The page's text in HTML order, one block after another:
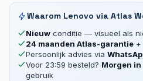
Waarom Lenovo via Atlas
Nieuw conditie — visueel als
24 maanden Atlas-garantie +
Persoonlijk advies via
Voor 23:59 besteld? Morgen
gebruik